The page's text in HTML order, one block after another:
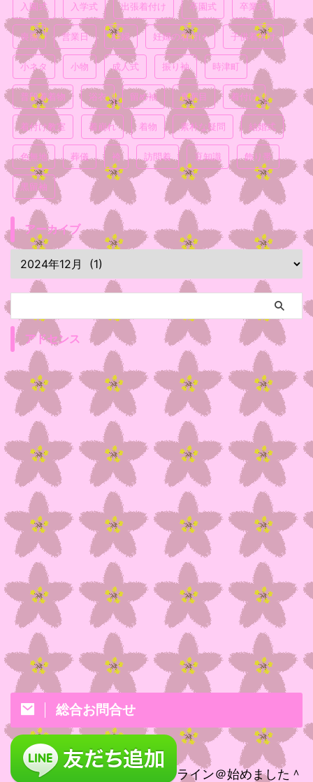
入園式 入学式 出張着付け 卒園式 卒業式
喪服 営業日 妊婦 妊婦の着付け 子供着付け
小ネタ 小物 成人式 振り袖 時津町
普段着着物 浴衣 留め袖 真面目 着付け
着付け教室 着崩れ 着物 素朴な疑問 結婚式
色無地 葬儀 袴 訪問着 豆知識 飾り帯
黒留袖
アーカイブ
アドセンス
総合お問合せ
ライン＠始めました＾